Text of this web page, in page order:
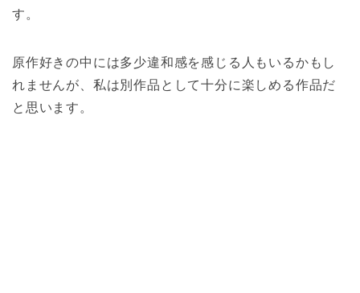
す。
原作好きの中には多少違和感を感じる人もいるかもし
れませんが、私は別作品として十分に楽しめる作品だ
と思います。